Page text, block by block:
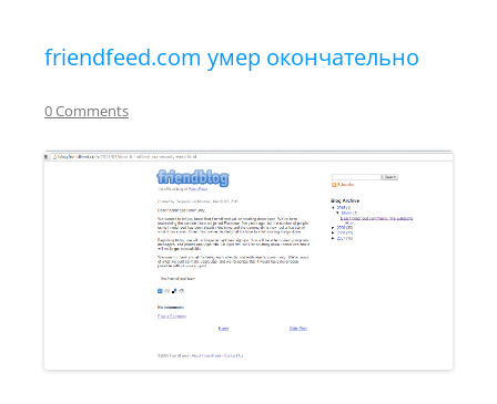
friendfeed.com умер окончательно
0 Comments